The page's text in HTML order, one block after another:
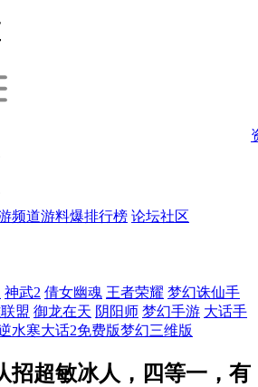
频道游料爆排行榜 论坛社区
神武2 倩女幽魂 王者荣耀 梦幻诛仙手
盟 御龙在天 阴阳师 梦幻手游 大话手
水寒大话2免费版梦幻三维版
招超敏冰人，四等一，有